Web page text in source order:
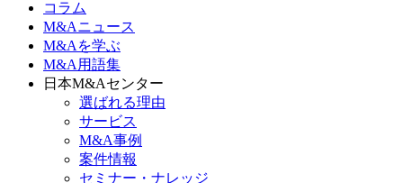
コラム
M&Aニュース
M&Aを学ぶ
M&A用語集
日本M&Aセンター
選ばれる理由
サービス
M&A事例
案件情報
セミナー・ナレッジ